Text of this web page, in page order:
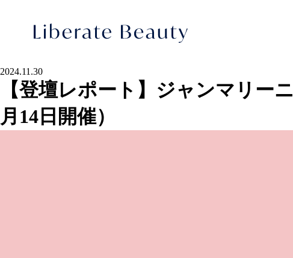
Skip
content
2024.11.30
【登壇レポート】ジャンマリーニ
月14日開催）